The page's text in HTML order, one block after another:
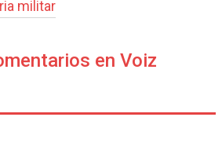
militar
en Voiz